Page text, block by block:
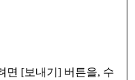
면 [보내기] 버튼을, 수